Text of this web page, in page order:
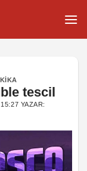
tescil
YAZAR: